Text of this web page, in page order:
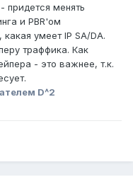
придется менять
и PBR'ом
умеет IP SA/DA.
траффика. Как
- это важнее, т.к.
D^2